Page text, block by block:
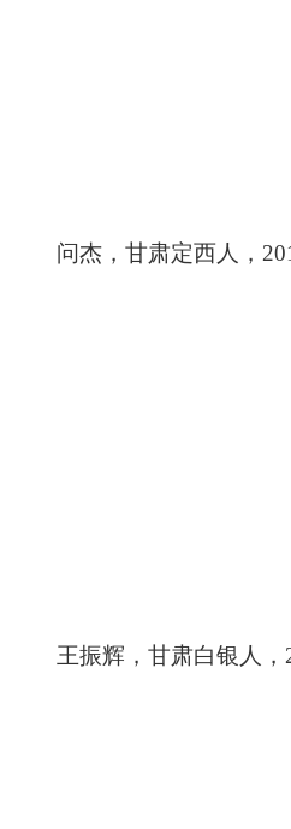
问杰，甘肃定西人，
王振辉，甘肃白银人，